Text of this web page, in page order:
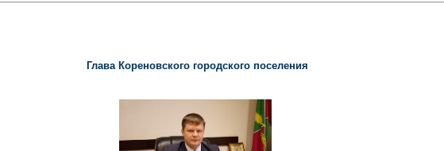
Глава Кореновского городского поселения